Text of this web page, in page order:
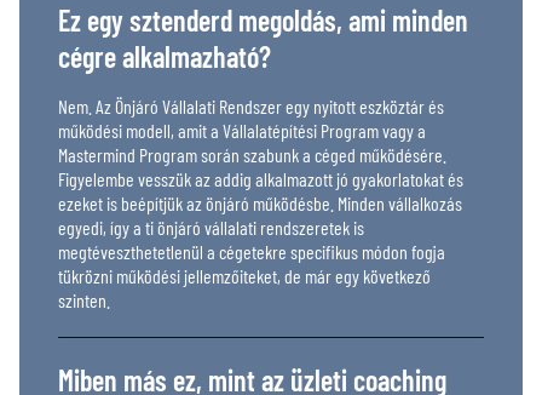
Ez egy sztenderd megoldás, ami minden
cégre alkalmazható?
Nem. Az Önjáró Vállalati Rendszer egy nyitott eszköztár és
működési modell, amit a Vállalatépítési Program vagy a
Mastermind Program során szabunk a céged működésére.
Figyelembe vesszük az addig alkalmazott jó gyakorlatokat és
ezeket is beépítjük az önjáró működésbe. Minden vállalkozás
egyedi, így a ti önjáró vállalati rendszeretek is
megtéveszthetetlenül a cégetekre specifikus módon fogja
tükrözni működési jellemzőiteket, de már egy következő
szinten.
Miben más ez, mint az üzleti coaching